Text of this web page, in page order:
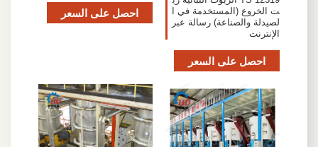
ت الخروع (المستخدمة في ا
لصيدلة والصناعة) رسالة عبر
الإنترنت
احصل على السعر
احصل على السعر